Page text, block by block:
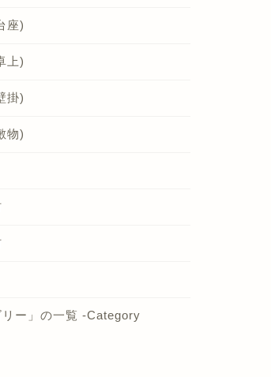
座)
上)
掛)
物)
リー」の一覧 -Category